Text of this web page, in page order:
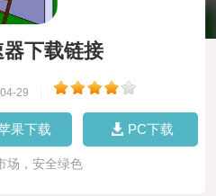
下载链接
29
果下载 PC下载
场，安全绿色